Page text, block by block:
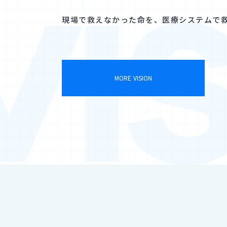
現場で救えなかった命を、医療システムで
MORE VISION